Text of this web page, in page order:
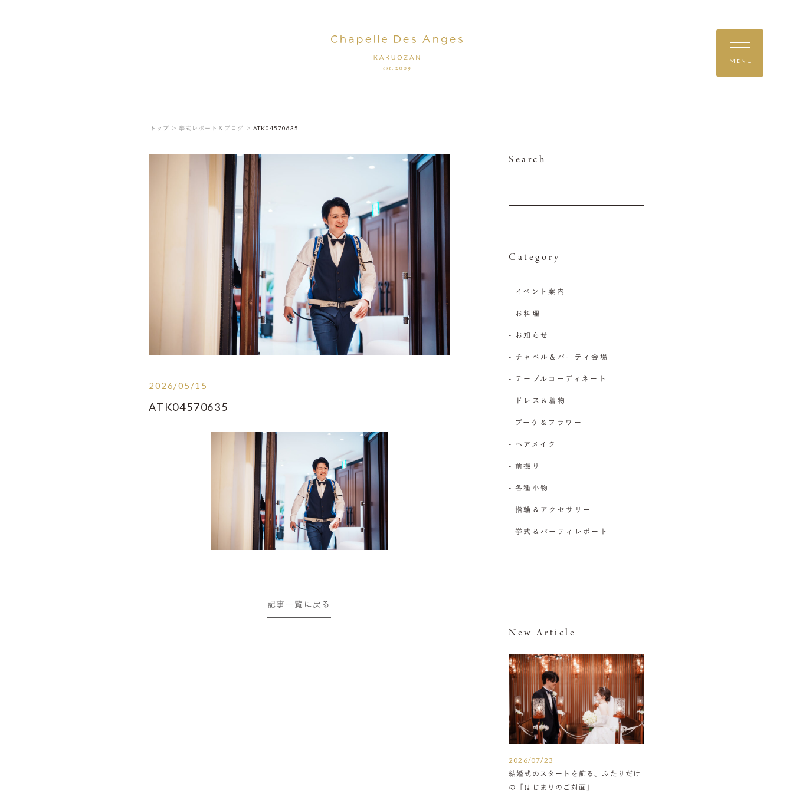
MENU
トップ ＞ 挙式レポート＆ブログ ＞ ATK04570635
2026/05/15
ATK04570635
記事一覧に戻る
Search
Category
- イベント案内
- お料理
- お知らせ
- チャペル＆パーティ会場
- テーブルコーディネート
- ドレス＆着物
- ブーケ＆フラワー
- ヘアメイク
- 前撮り
- 各種小物
- 指輪＆アクセサリー
- 挙式＆パーティレポート
New Article
2026/07/23
結婚式のスタートを飾る、ふたりだけ
の「はじまりのご対面」